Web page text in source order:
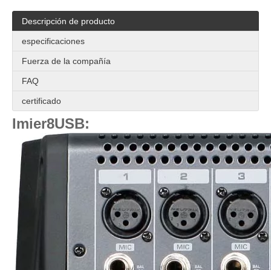
Descripción de producto
especificaciones
Fuerza de la compañía
FAQ
certificado
Imier8USB: